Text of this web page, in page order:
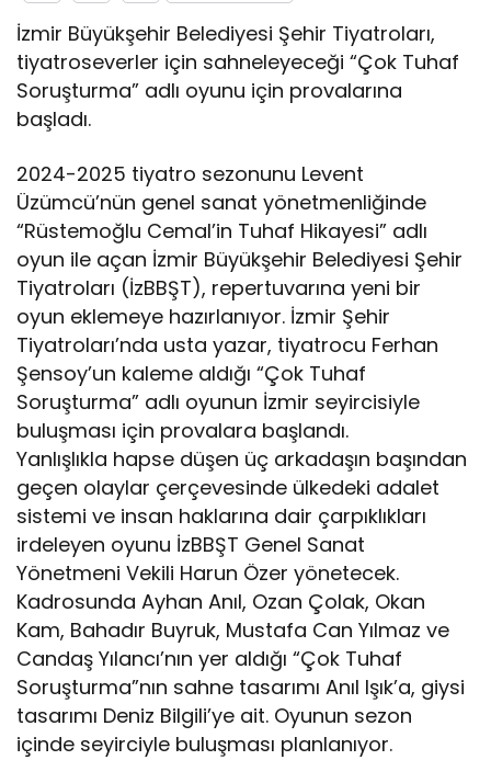
İzmir Büyükşehir Belediyesi Şehir Tiyatroları,
tiyatroseverler için sahneleyeceği “Çok Tuhaf
Soruşturma” adlı oyunu için provalarına
başladı.
2024-2025 tiyatro sezonunu Levent
Üzümcü’nün genel sanat yönetmenliğinde
“Rüstemoğlu Cemal’in Tuhaf Hikayesi” adlı
oyun ile açan İzmir Büyükşehir Belediyesi Şehir
Tiyatroları (İzBBŞT), repertuvarına yeni bir
oyun eklemeye hazırlanıyor. İzmir Şehir
Tiyatroları’nda usta yazar, tiyatrocu Ferhan
Şensoy’un kaleme aldığı “Çok Tuhaf
Soruşturma” adlı oyunun İzmir seyircisiyle
buluşması için provalara başlandı.
Yanlışlıkla hapse düşen üç arkadaşın başından
geçen olaylar çerçevesinde ülkedeki adalet
sistemi ve insan haklarına dair çarpıklıkları
irdeleyen oyunu İzBBŞT Genel Sanat
Yönetmeni Vekili Harun Özer yönetecek.
Kadrosunda Ayhan Anıl, Ozan Çolak, Okan
Kam, Bahadır Buyruk, Mustafa Can Yılmaz ve
Candaş Yılancı’nın yer aldığı “Çok Tuhaf
Soruşturma”nın sahne tasarımı Anıl Işık’a, giysi
tasarımı Deniz Bilgili’ye ait. Oyunun sezon
içinde seyirciyle buluşması planlanıyor.